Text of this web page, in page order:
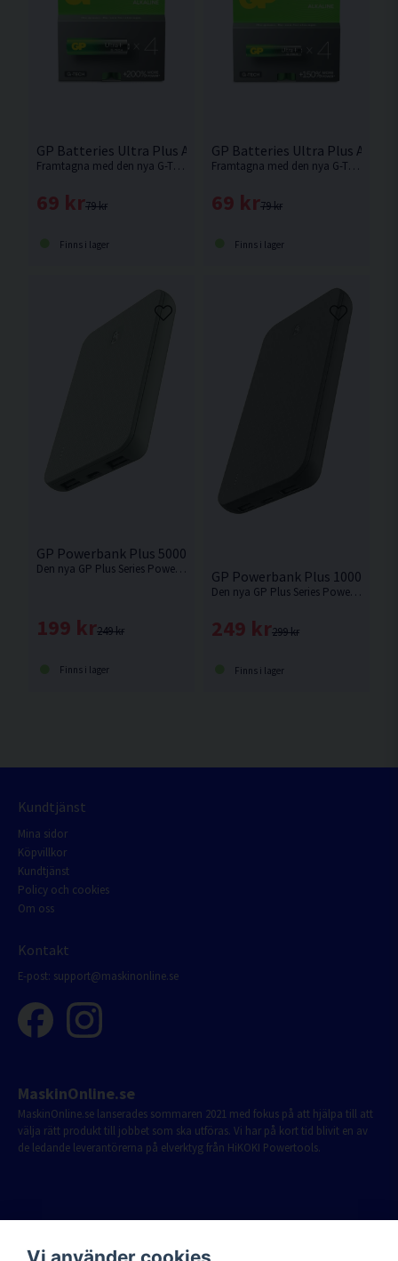
GP Batteries Ultra Plus Alkaline AA G-TECH 4-pack
Framtagna med den nya G-TECH tekniken är detta ett av det kraftfullaste batteriet på marknaden. Levereras i 4-pack.
79 kr
69 kr
Finns i lager
GP Batteries Ultra Plus
Framtagna med den nya G-TECH tekniken är detta ett av det kraftfullaste batteriet på marknaden. Levereras i 4-pack.
79 kr
69 kr
Finns i lager
GP Powerbank Plus 5000mAh Grey
Den nya GP Plus Series Powerbank, 5000mAh, erbjuder pålitlig kraft och stilren design. Kan ladda upp till tre enheter samtidigt.
249 kr
199 kr
Finns i lager
GP Powerbank Plus
Den nya GP Plus Series Powerbank, 1000mAh, erbjuder pålitlig kraft och stilren design. Kan ladda upp till tre enheter samtidigt.
299 kr
249 kr
Finns i lager
Kundtjänst
Mina sidor
Köpvillkor
Kundtjänst
Policy och cookies
Om oss
Kontakt
E-post: support@maskinonline.se
MaskinOnline.se
MaskinOnline.se lanserades sommaren 2021 med fokus på att hjälpa till att
välja rätt produkt till jobbet som ska utföras. Vi har på kort tid blivit en av
de ledande leverantörerna på elverktyg från HiKOKI Powertools.